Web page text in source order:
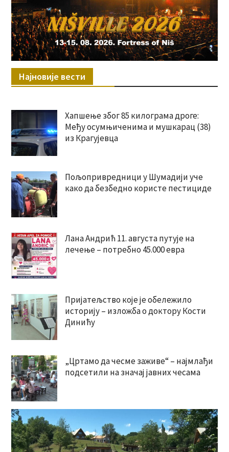
Најновије вести
Хапшење због 85 килограма дроге:
Међу осумњиченима и мушкарац (38)
из Крагујевца
Пољопривредници у Шумадији уче
како да безбедно користе пестициде
Лана Андрић 11. августа путује на
лечење – потребно 45.000 евра
Пријатељство које је обележило
историју – изложба о доктору Кости
Динићу
„Цртамо да чесме заживе“ – најмлађи
подсетили на значај јавних чесама